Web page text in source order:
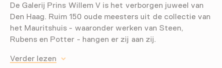
De Galerij Prins Willem V is het verborgen juweel van
Den Haag. Ruim 150 oude meesters uit de collectie van
het Mauritshuis - waaronder werken van Steen,
Rubens en Potter - hangen er zij aan zij.
Verder lezen